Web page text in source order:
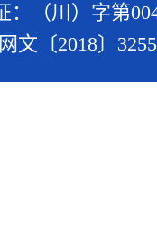
：（川）字第
文〔2018〕